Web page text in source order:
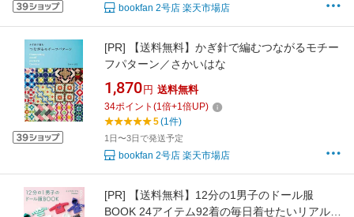
bookfan 2号店 楽天市場店
[PR]
【送料無料】かぎ針で編むつながるモチー
フパターン／さかいはな
1,870 円 送料無料
34ポイント (1倍+1倍UP)
5(1件)
1日〜3日で発送予定
bookfan 2号店 楽天市場店
[PR]
【送料無料】12分の1男子のドール服
BOOK 24アイテム92着の毎日着せたいリアルク